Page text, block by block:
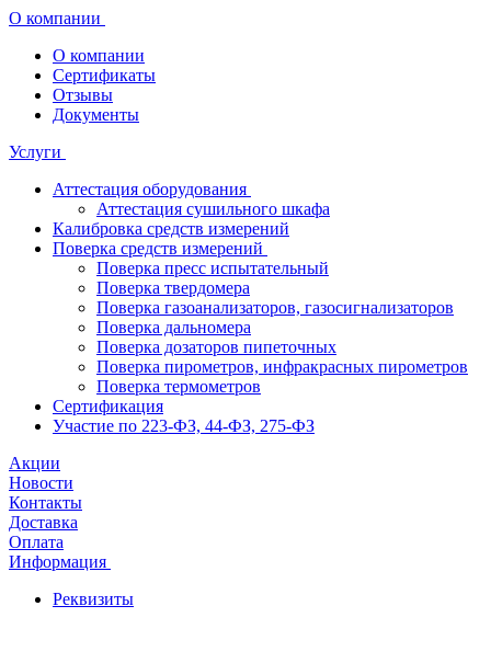
О компании
О компании
Сертификаты
Отзывы
Документы
Услуги
Аттестация оборудования
Аттестация сушильного шкафа
Калибровка средств измерений
Поверка средств измерений
Поверка пресс испытательный
Поверка твердомера
Поверка газоанализаторов, газосигнализаторов
Поверка дальномера
Поверка дозаторов пипеточных
Поверка пирометров, инфракрасных пирометров
Поверка термометров
Сертификация
Участие по 223-ФЗ, 44-ФЗ, 275-ФЗ
Акции
Новости
Контакты
Доставка
Оплата
Информация
Реквизиты